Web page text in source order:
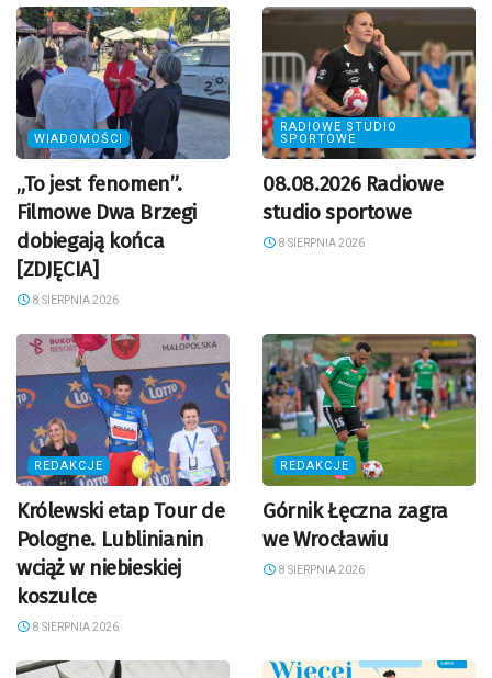
WIADOMOŚCI
„To jest fenomen”.
Filmowe Dwa Brzegi
dobiegają końca
[ZDJĘCIA]
8 SIERPNIA 2026
RADIOWE STUDIO
SPORTOWE
08.08.2026 Radiowe
studio sportowe
8 SIERPNIA 2026
REDAKCJE
Królewski etap Tour de
Pologne. Lublinianin
wciąż w niebieskiej
koszulce
8 SIERPNIA 2026
REDAKCJE
Górnik Łęczna zagra
we Wrocławiu
8 SIERPNIA 2026